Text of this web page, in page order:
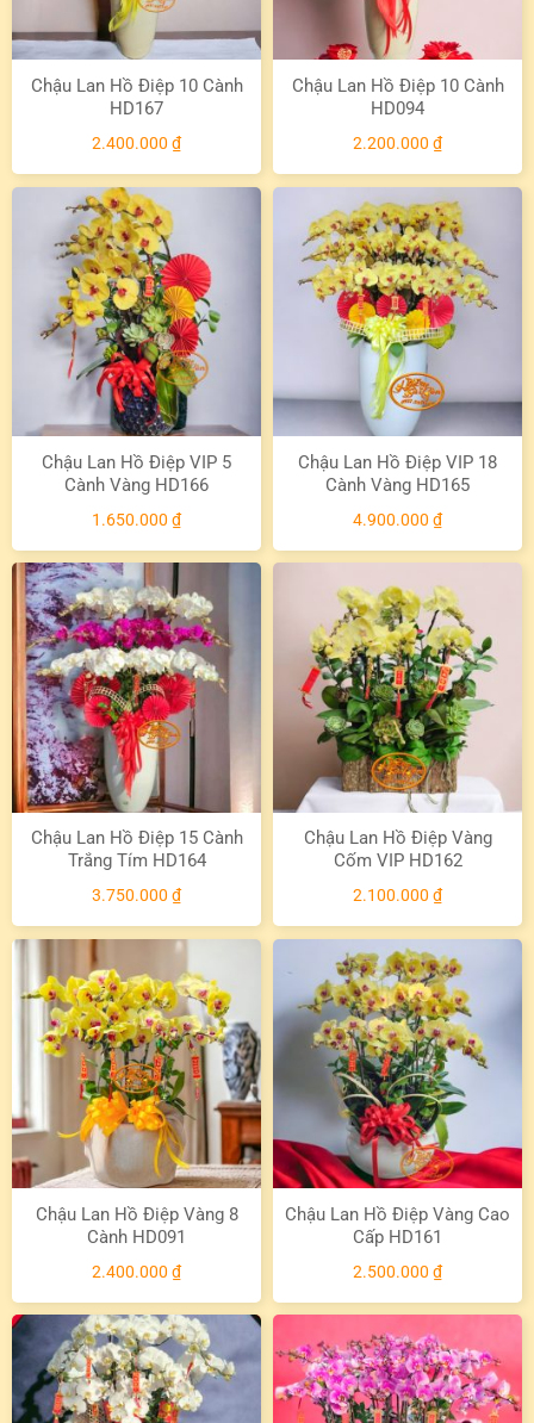
Chậu Lan Hồ Điệp 10 Cành
HD167
2.400.000 ₫
Chậu Lan Hồ Điệp 10 Cành
HD094
2.200.000 ₫
Chậu Lan Hồ Điệp VIP 5
Cành Vàng HD166
1.650.000 ₫
Chậu Lan Hồ Điệp VIP 18
Cành Vàng HD165
4.900.000 ₫
Chậu Lan Hồ Điệp 15 Cành
Trắng Tím HD164
3.750.000 ₫
Chậu Lan Hồ Điệp Vàng
Cốm VIP HD162
2.100.000 ₫
Chậu Lan Hồ Điệp Vàng 8
Cành HD091
2.400.000 ₫
Chậu Lan Hồ Điệp Vàng Cao
Cấp HD161
2.500.000 ₫